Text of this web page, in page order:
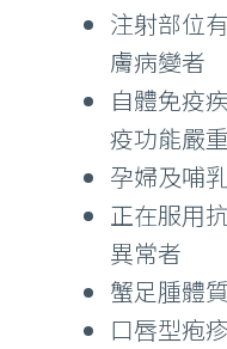
注射部位
膚病變者
自體免疫
疫功能嚴
孕婦及哺
正在服用
異常者
蟹足腫體
口唇型疱